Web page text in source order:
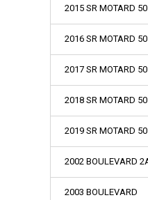
2015 SR MOTARD
2016 SR MOTARD
2017 SR MOTARD
2018 SR MOTARD
2019 SR MOTARD
2002 BOULEVARD
2003 BOULEVARD